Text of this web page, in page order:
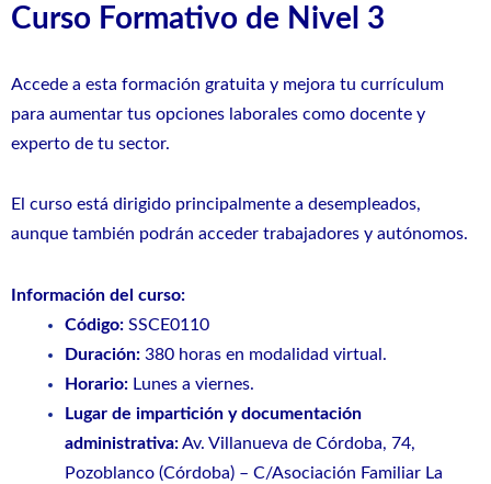
Curso Formativo de Nivel 3
Accede a esta formación gratuita y mejora tu currículum
para aumentar tus opciones laborales como docente y
experto de tu sector.
El curso está dirigido principalmente a desempleados,
aunque también podrán acceder trabajadores y autónomos.
Información del curso:
Código: SSCE0110
Duración: 380 horas en modalidad virtual.
Horario: Lunes a viernes.
Lugar de impartición y documentación
administrativa:Av. Villanueva de Córdoba, 74,
Pozoblanco (Córdoba) – C/Asociación Familiar La